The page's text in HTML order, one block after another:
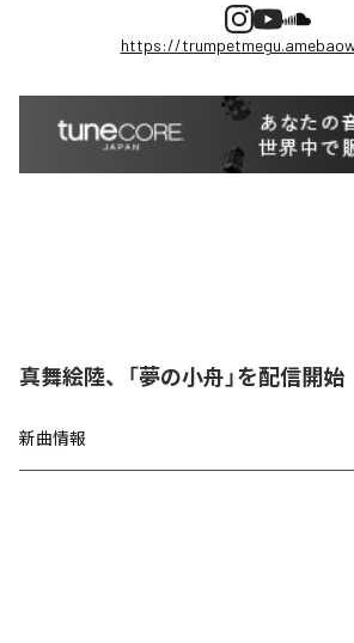
https://
真舞絵陸、「夢の小舟」を配信開始
新曲情報